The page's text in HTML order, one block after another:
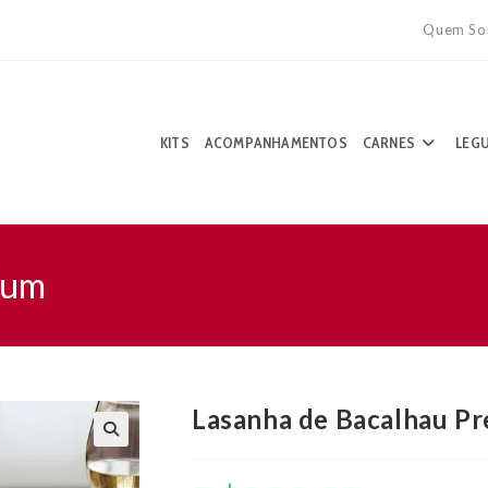
Quem
KITS ACOMPANHAMENTOS CARNES
🔍
Lasanha de Bacalhau